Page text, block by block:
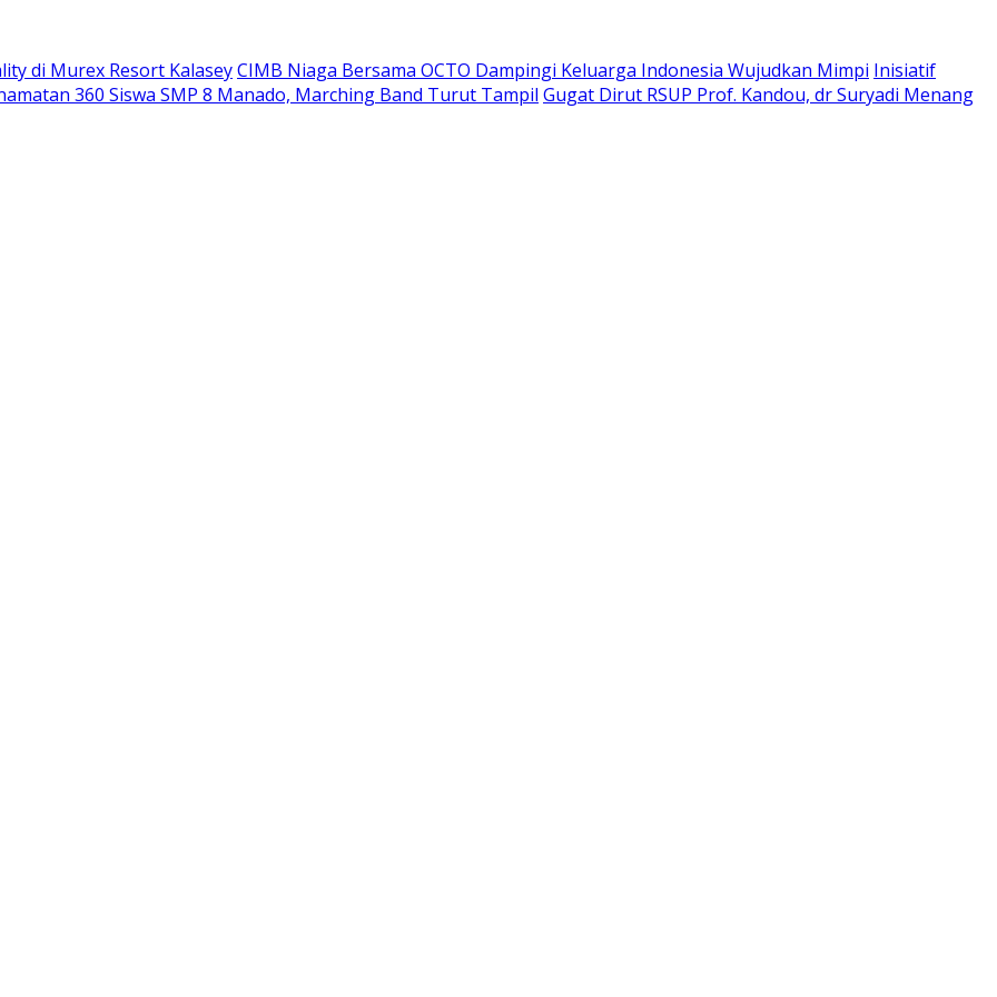
di Murex Resort KalaseyCIMB Niaga Bersama OCTO Dampingi Keluarga Indonesia Wujudkan Mimpi Inisiatif
360 Siswa SMP 8 Manado, Marching Band Turut Tampil Gugat Dirut RSUP Prof. Kandou, dr Suryadi Menang